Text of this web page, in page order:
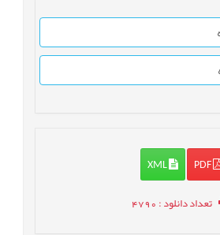
PDF
XML
تعداد دانلود: 4790